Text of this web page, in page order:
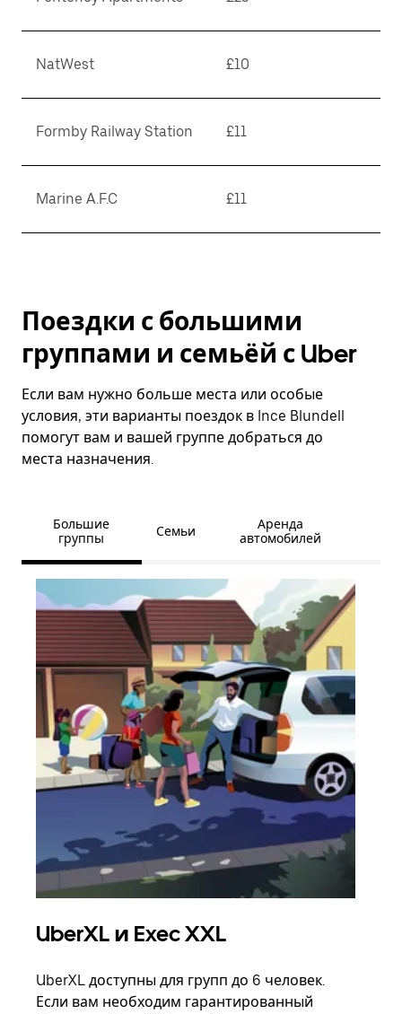
NatWest £10
Formby Railway Station £11
Marine A.F.C £11
Поездки с большими
группами и семьёй с Uber
Если вам нужно больше места или особые
условия, эти варианты поездок в Ince Blundell
помогут вам и вашей группе добраться до
места назначения.
Большие
группы
Семьи
Аренда
автомобилей
UberXL и Exec XXL
UberXL доступны для групп до 6 человек.
Если вам необходим гарантированный